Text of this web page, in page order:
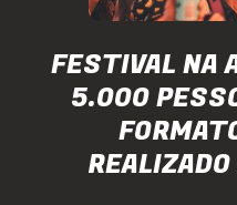
FESTIVAL NA
5.000